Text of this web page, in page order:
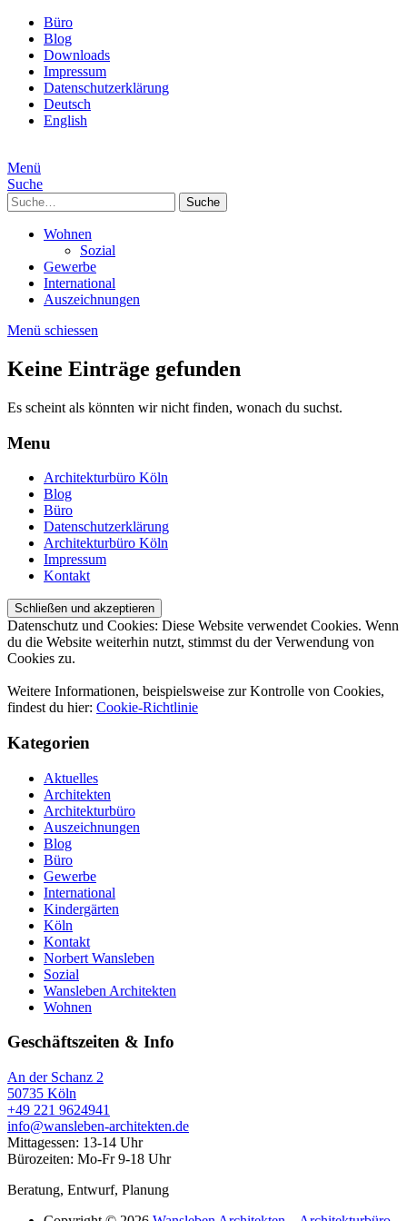
Büro
Blog
Downloads
Impressum
Datenschutzerklärung
Deutsch
English
Menü
Suche
Suche
Wohnen
Sozial
Gewerbe
International
Auszeichnungen
Menü schiessen
Keine Einträge gefunden
Es scheint als könnten wir nicht finden, wonach du suchst.
Menu
Architekturbüro Köln
Blog
Büro
Datenschutzerklärung
Architekturbüro Köln
Impressum
Kontakt
Datenschutz und Cookies: Diese Website verwendet Cookies. Wenn
du die Website weiterhin nutzt, stimmst du der Verwendung von
Cookies zu.
Weitere Informationen, beispielsweise zur Kontrolle von Cookies,
findest du hier: Cookie-Richtlinie
Kategorien
Aktuelles
Architekten
Architekturbüro
Auszeichnungen
Blog
Büro
Gewerbe
International
Kindergärten
Köln
Kontakt
Norbert Wansleben
Sozial
Wansleben Architekten
Wohnen
Geschäftszeiten & Info
An der Schanz 2
50735 Köln
+49 221 9624941‬
info@wansleben-architekten.de
Mittagessen: 13-14 Uhr
Bürozeiten: Mo-Fr 9-18 Uhr
Beratung, Entwurf, Planung